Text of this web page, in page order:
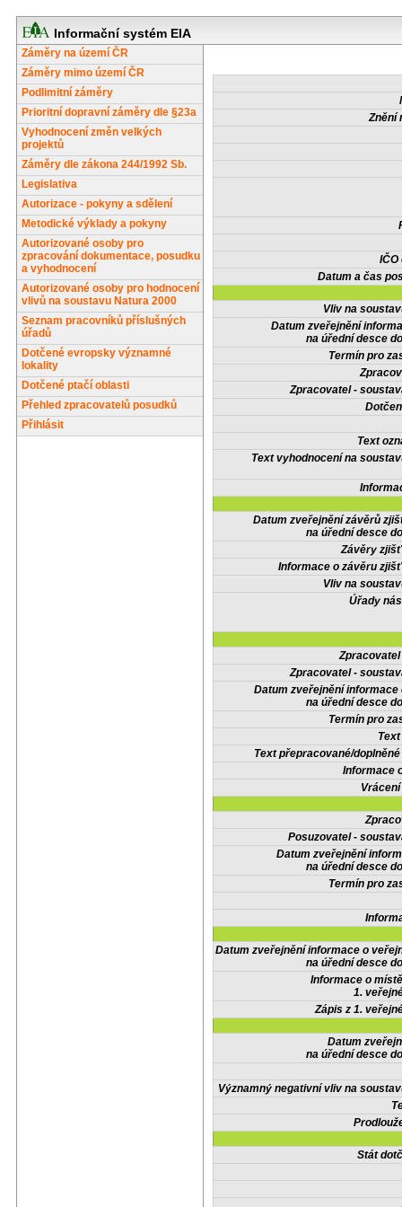
Informační systém EIA
Záměry na území ČR
Záměry mimo území ČR
Podlimitní záměry
Prioritní dopravní záměry dle §23a
Vyhodnocení změn velkých
projektů
Záměry dle zákona 244/1992 Sb.
Legislativa
Autorizace - pokyny a sdělení
Metodické výklady a pokyny
Autorizované osoby pro
zpracování dokumentace, posudku
a vyhodnocení
Autorizované osoby pro hodnocení
vlivů na soustavu Natura 2000
Seznam pracovníků příslušných
úřadů
Dotčené evropsky významné
lokality
Dotčené ptačí oblasti
Přehled zpracovatelů posudků
Přihlásit
Znění
IČO
Datum a čas
Vliv na
Datum zveřejnění
na úřední desce
Termín pro
Zpracovatel -
Text
Text vyhodnocení na
Datum zveřejnění závěrů
na úřední desce
Závěry
Informace o závěru
Vliv na
Úřady
Zpracovatel -
Datum zveřejnění informace
na úřední desce
Termín pro
Text přepracované/
Informace
Posuzovatel -
Datum zveřejnění
na úřední desce
Termín pro
Datum zveřejnění informace o
na úřední desce
Informace o
1.
Zápis z 1.
Datum
na úřední desce
Významný negativní vliv na
Stát